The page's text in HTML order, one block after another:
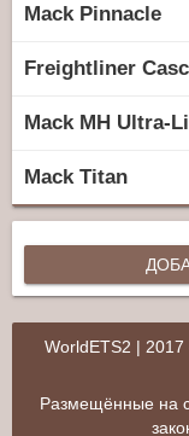
Mack Pinnacle
Freightliner
Mack MH Ultra-
Mack Titan
WorldETS2 |
Размещённые на